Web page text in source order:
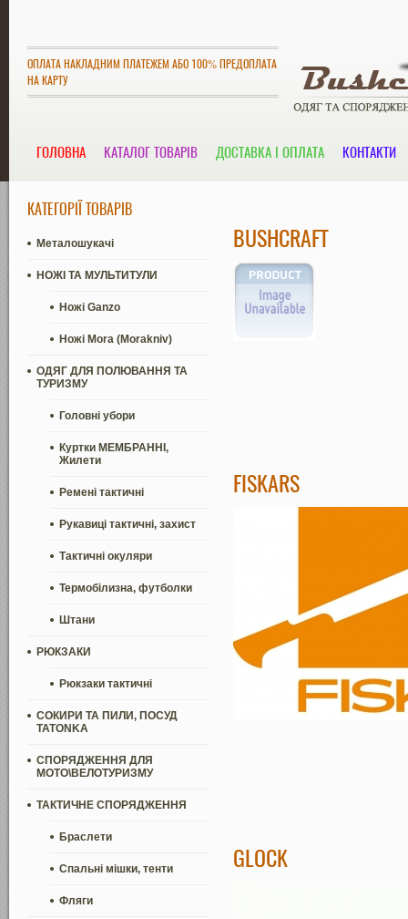
ОПЛАТА НАКЛАДНИМ ПЛАТЕЖЕМ АБО 100% ПРЕДОПЛАТА
НА КАРТУ
ГОЛОВНА КАТАЛОГ ТОВАРІВ ДОСТАВКА І ОПЛАТА КОНТАКТИ
КАТЕГОРІЇ ТОВАРІВ
Металошукачі
НОЖІ ТА МУЛЬТИТУЛИ
Ножі Ganzo
Ножі Mora (Morakniv)
ОДЯГ ДЛЯ ПОЛЮВАННЯ ТА
ТУРИЗМУ
Головні убори
Куртки МЕМБРАННІ,
Жилети
Ремені тактичні
Рукавиці тактичні, захист
Тактичні окуляри
Термобілизна, футболки
Штани
РЮКЗАКИ
Рюкзаки тактичні
СОКИРИ ТА ПИЛИ, ПОСУД
TATONKA
СПОРЯДЖЕННЯ ДЛЯ
МОТО\ВЕЛОТУРИЗМУ
ТАКТИЧНЕ СПОРЯДЖЕННЯ
Браслети
Спальні мішки, тенти
Фляги
BUSHCRAFT
FISKARS
GLOCK